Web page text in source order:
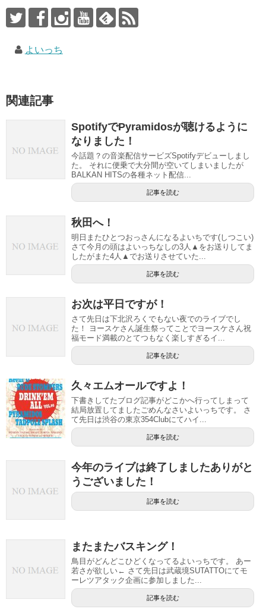
よいっち
関連記事
SpotifyでPyramidosが聴けるように
なりました！
今話題？の音楽配信サービズSpotifyデビューしまし
た。 それに便乗で大分間が空いてしまいましたが
BALKAN HITSの各種ネット配信...
記事を読む
秋田へ！
明日またひとつおっさんになるよいちです(しつこい)
さて今月の頭はよいっちなしの3人▲をお送りしてま
したがまた4人▲でお送りさせていた...
記事を読む
お次は平日ですが！
さて先日は下北沢ろくでもない夜でのライブでし
た！ ヨースケさん誕生祭ってことでヨースケさん祝
福モード満載のとてつもなく楽しすぎるイ...
記事を読む
久々エムオールですよ！
下書きしてたブログ記事がどこかへ行ってしまって
結局放置してましたごめんなさいよいっちです。 さ
て先日は渋谷の東京354Clubにてハイ...
記事を読む
今年のライブは終了しましたありがと
うございました！
記事を読む
またまたバスキング！
鳥目がどんどこひどくなってるよいっちです。 あー
若さが欲しい← さて先日は武蔵境SUTATTOにてモ
ーレツアタック企画に参加しました...
記事を読む